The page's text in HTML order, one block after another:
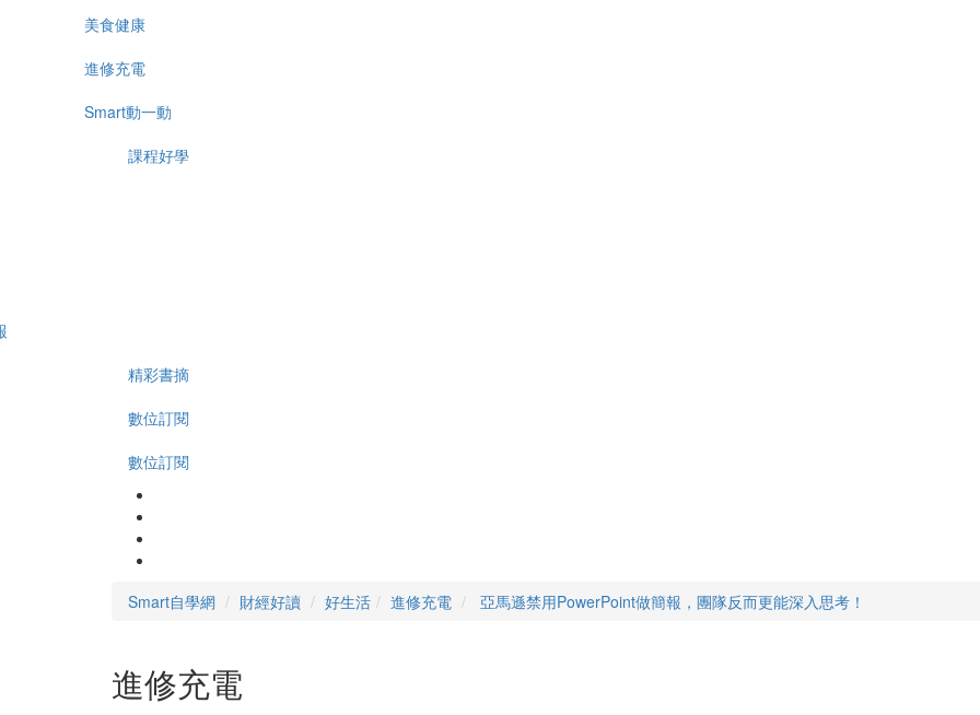
美食健康
進修充電
Smart動一動
課程好學
精彩書摘
數位訂閱
數位訂閱
Smart自學網 財經好讀 好生活 進修充電 亞馬遜禁用PowerPoint做簡報，團隊反而更能深入思考！
進修充電